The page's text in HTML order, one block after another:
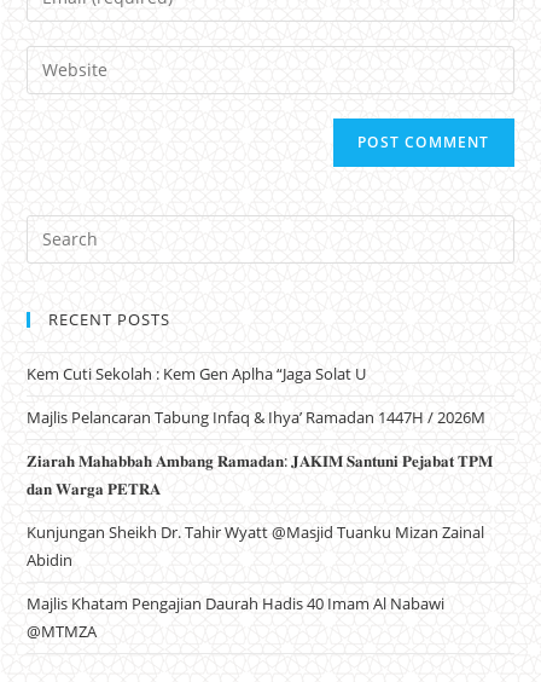
Website
RECENT POSTS
Kem Cuti Sekolah : Kem Gen Aplha “Jaga Solat U
Majlis Pelancaran Tabung Infaq & Ihya’ Ramadan 1447H / 2026M
𝐙𝐢𝐚𝐫𝐚𝐡 𝐌𝐚𝐡𝐚𝐛𝐛𝐚𝐡 𝐀𝐦𝐛𝐚𝐧𝐠 𝐑𝐚𝐦𝐚𝐝𝐚𝐧: 𝐉𝐀𝐊𝐈𝐌 𝐒𝐚𝐧𝐭𝐮𝐧𝐢 𝐏𝐞𝐣𝐚𝐛𝐚𝐭 𝐓𝐏𝐌
𝐝𝐚𝐧 𝐖𝐚𝐫𝐠𝐚 𝐏𝐄𝐓𝐑𝐀
Kunjungan Sheikh Dr. Tahir Wyatt @Masjid Tuanku Mizan Zainal
Abidin
Majlis Khatam Pengajian Daurah Hadis 40 Imam Al Nabawi
@MTMZA